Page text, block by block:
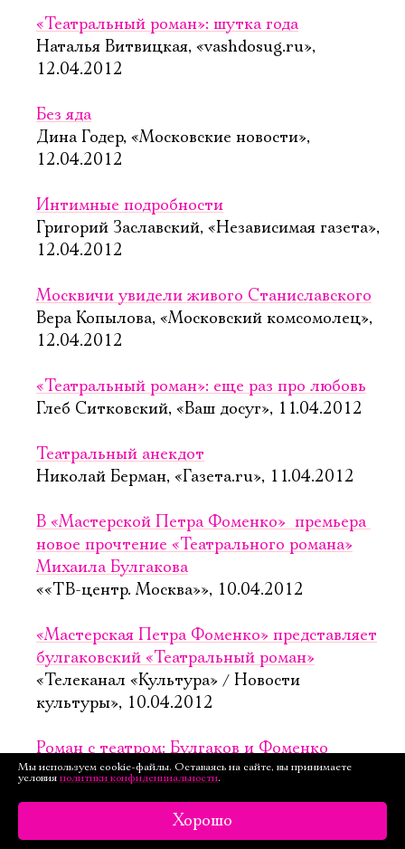
«Театральный роман»: шутка года
Наталья Витвицкая, «vashdosug.ru»,
12.04.2012
Без яда
Дина Годер, «Московские новости»,
12.04.2012
Интимные подробности
Григорий Заславский, «Независимая газета»,
12.04.2012
Москвичи увидели живого Cтаниславского
Вера Копылова, «Московский комсомолец»,
12.04.2012
«Театральный роман»: еще раз про любовь
Глеб Ситковский, «Ваш досуг», 11.04.2012
Театральный анекдот
Николай Берман, «Газета.ru», 11.04.2012
В «Мастерской Петра Фоменко»  премьера 
новое прочтение «Театрального романа»
Михаила Булгакова
««ТВ-центр. Москва»», 10.04.2012
«Мастерская Петра Фоменко» представляет
булгаковский «Театральный роман»
«Телеканал «Культура» / Новости
культуры», 10.04.2012
Роман с театром: Булгаков и Фоменко
«Радио «Свобода»», 10.04.2012
«В театре единоначалие лучше демократии»
Елена Губайдуллина, «Известия», 10.04.2012
Мы используем cookie-файлы. Оставаясь на сайте, вы принимаете
условия политики конфиденциальности.
Хорошо